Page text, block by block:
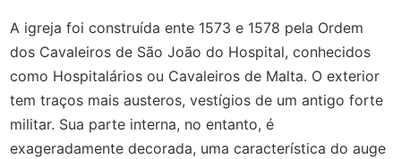
A igreja foi construída ente 1573 e 1578 pela Ordem
dos Cavaleiros de São João do Hospital, conhecidos
como Hospitalários ou Cavaleiros de Malta. O exterior
tem traços mais austeros, vestígios de um antigo forte
militar. Sua parte interna, no entanto, é
exageradamente decorada, uma característica do auge